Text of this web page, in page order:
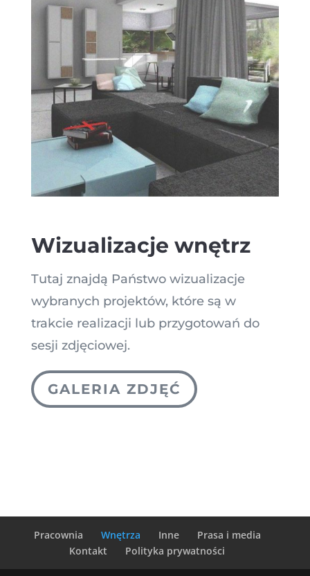
Wizualizacje wnętrz
Tutaj znajdą Państwo wizualizacje
wybranych projektów, które są w
trakcie realizacji lub przygotowań do
sesji zdjęciowej.
GALERIA ZDJĘĆ
Pracownia Wnętrza Inne
Prasa i media
Kontakt
Polityka prywatności